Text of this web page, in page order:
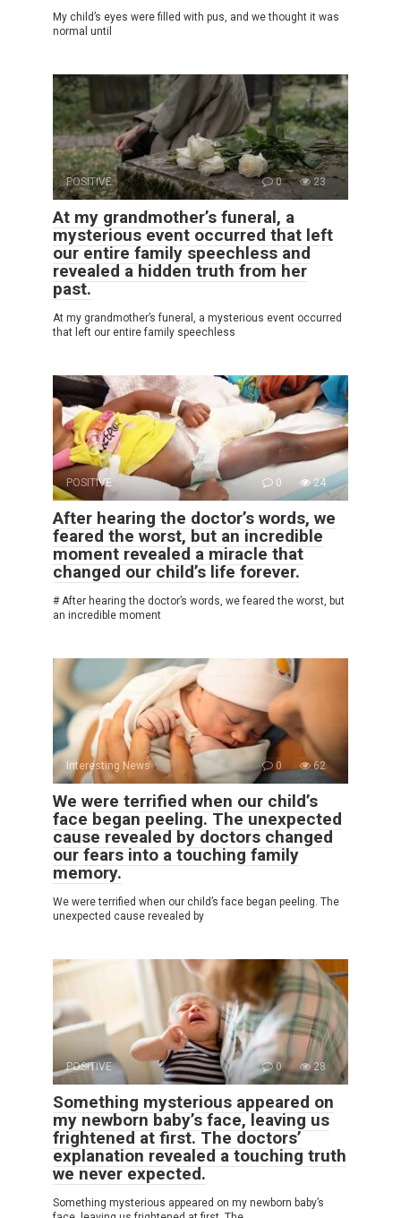
My child’s eyes were filled with pus, and we thought it was
normal until
POSITIVE 0 23
At my grandmother’s funeral, a
mysterious event occurred that left
our entire family speechless and
revealed a hidden truth from her
past.
At my grandmother’s funeral, a mysterious event occurred
that left our entire family speechless
POSITIVE 0 24
After hearing the doctor’s words, we
feared the worst, but an incredible
moment revealed a miracle that
changed our child’s life forever.
# After hearing the doctor’s words, we feared the worst, but
an incredible moment
Interesting News 0 62
We were terrified when our child’s
face began peeling. The unexpected
cause revealed by doctors changed
our fears into a touching family
memory.
We were terrified when our child’s face began peeling. The
unexpected cause revealed by
POSITIVE 0 28
Something mysterious appeared on
my newborn baby’s face, leaving us
frightened at first. The doctors’
explanation revealed a touching truth
we never expected.
Something mysterious appeared on my newborn baby’s